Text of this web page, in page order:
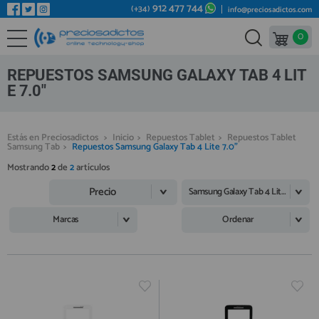
REPUESTOS MÓVILES
REPUESTOS TABLET
REPUESTOS RELOJES INTELIGENTES
REPUESTOS MACBOOK
REPUESTOS OTROS DISPOSITIVOS
REPUESTOS PORTÁTILES
HERRAMIENTAS REPARACIÓN
MÓVILES REACONDICIONADOS
Bienvenid@ otra vez
YA SOY CLIENTE
Regístrate en un momento
(+34) 912 477 744 info@preciosadictos.com
0
REPUESTOS SAMSUNG GALAXY TAB 4 LIT
E 7.0"
Estás en Preciosadictos > Inicio > Repuestos Tablet > Repuestos Tablet
Samsung Tab > Repuestos Samsung Galaxy Tab 4 Lite 7.0"
Mostrando2de2artículos
Precio
Samsung Galaxy Tab 4 Lite 7.0"
Marcas
Ordenar